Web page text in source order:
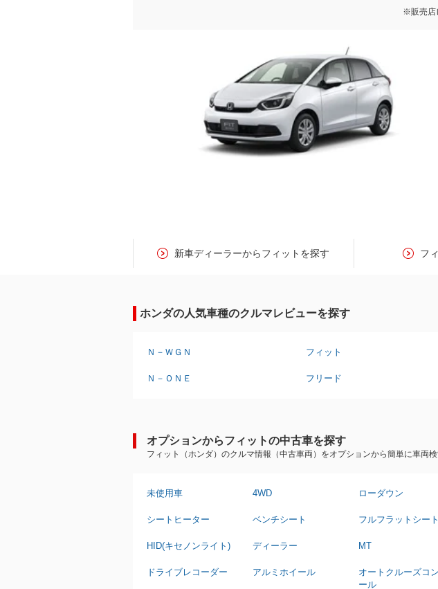
※販売店
新車ディーラーからフィットを探す フ
ホンダの人気車種のクルマレビューを探す
Ｎ－ＷＧＮ フィット
Ｎ－ＯＮＥ フリード
オプションからフィットの中古車を探す
フィット（ホンダ）のクルマ情報（中古車両）をオプションから簡単に車両検
未使用車 4WD ローダウン
シートヒーター ベンチシート フルフラットシート
HID(キセノンライト) ディーラー MT
ドライブレコーダー アルミホイール
オートクルーズコ
ール